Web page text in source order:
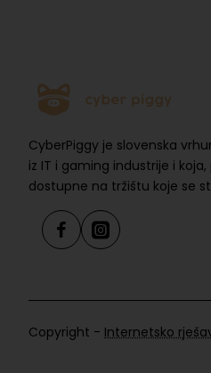
CyberPiggy je slovenska
iz IT i gaming industrije i
dostupne na tržištu koje se
Copyright - Internetsko